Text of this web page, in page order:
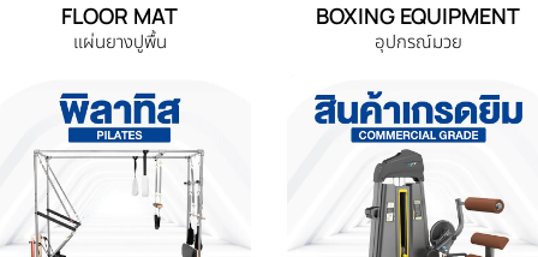
FLOOR MAT
แผ่นยางปูพื้น
BOXING EQUIPMENT
อุปกรณ์มวย